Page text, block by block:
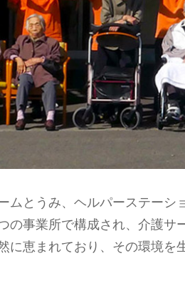
とうみ、ヘルパーステーシ
の事業所で構成され、介護
に恵まれており、その環境